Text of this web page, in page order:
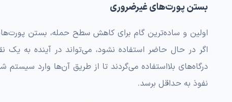
بستن پورت‌های غیرضروری
اولین و ساده‌ترین گام برای کاهش سطح حمله، بستن
اگر در حال حاضر استفاده نشود، می‌تواند در آینده به
درگاه‌های بلااستفاده می‌گردند تا از طریق آن‌ها وارد
نفوذ به حداقل برسد.